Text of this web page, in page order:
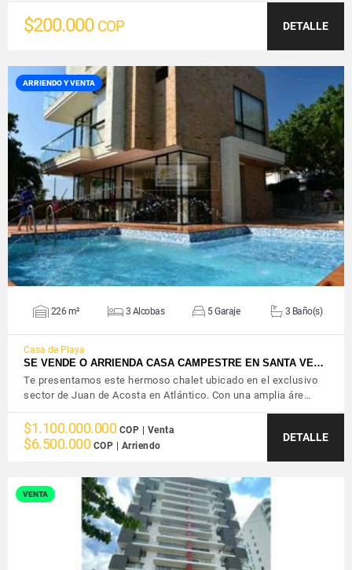
$200.000 COP DETALLE
ARRIENDO Y VENTA
VER DETALLES
226 m² 3 Alcobas 5 Garaje 3 Baño(s)
Casa de Playa
SE VENDE O ARRIENDA CASA CAMPESTRE EN SANTA VE…
Te presentamos este hermoso chalet ubicado en el exclusivo
sector de Juan de Acosta en Atlántico. Con una amplia áre…
$1.100.000.000 COP | Venta
$6.500.000 COP | Arriendo
DETALLE
VENTA